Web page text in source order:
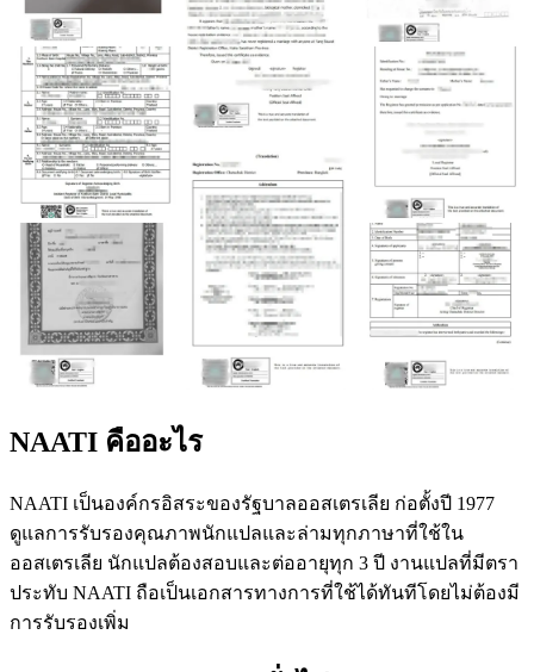
NAATI คืออะไร
NAATI เป็นองค์กรอิสระของรัฐบาลออสเตรเลีย ก่อตั้งปี 1977
ดูแลการรับรองคุณภาพนักแปลและล่ามทุกภาษาที่ใช้ใน
ออสเตรเลีย นักแปลต้องสอบและต่ออายุทุก 3 ปี งานแปลที่มีตรา
ประทับ NAATI ถือเป็นเอกสารทางการที่ใช้ได้ทันทีโดยไม่ต้องมี
การรับรองเพิ่ม